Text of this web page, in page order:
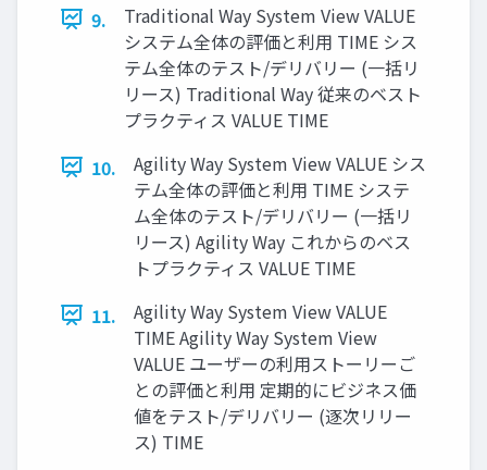
9.
Traditional Way System View VALUE
システム全体の評価と利⽤ TIME シス
テム全体のテスト/デリバリー (一括リ
リース) Traditional Way 従来のベスト
プラクティス VALUE TIME
10.
Agility Way System View VALUE シス
テム全体の評価と利⽤ TIME システ
ム全体のテスト/デリバリー (一括リ
リース) Agility Way これからのベス
トプラクティス VALUE TIME
11.
Agility Way System View VALUE
TIME Agility Way System View
VALUE ユーザーの利⽤ストーリーご
との評価と利⽤ 定期的にビジネス価
値をテスト/デリバリー (逐次リリー
ス) TIME